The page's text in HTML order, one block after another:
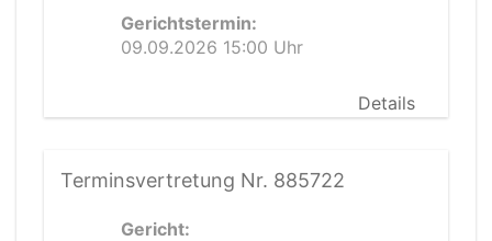
Gerichtstermin:
09.09.2026 15:00 Uhr
Details
Terminsvertretung Nr. 885722
Gericht: